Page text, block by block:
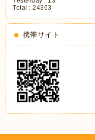
Total :24363
携帯サイト